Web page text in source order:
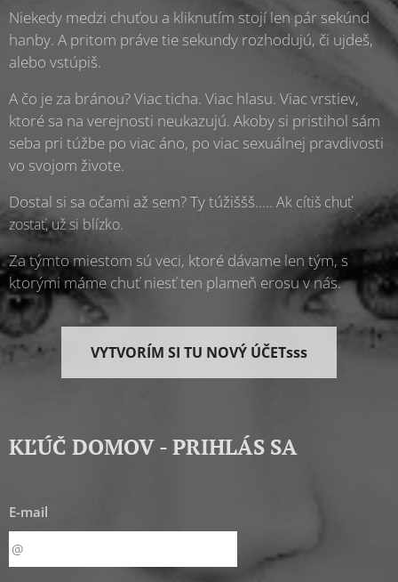
Niekedy medzi chuťou a kliknutím stojí len pár sekúnd
hanby. A pritom práve tie sekundy rozhodujú, či ujdeš,
alebo vstúpiš.
A čo je za bránou? Viac ticha. Viac hlasu. Viac vrstiev,
ktoré sa na verejnosti neukazujú. Akoby si pristihol sám
seba pri túžbe po viac áno, po viac sexuálnej pravdivosti
vo svojom živote.
Dostal si sa očami až sem? Ty túžiššš..... Ak cítiš chuť
zostať, už si blízko.
Za týmto miestom sú veci, ktoré dávame len tým, s
ktorými máme chuť niesť ten plameň erosu v nás.
VYTVORÍM SI TU NOVÝ ÚČETsss
KĽÚČ DOMOV - PRIHLÁS SA
E-mail